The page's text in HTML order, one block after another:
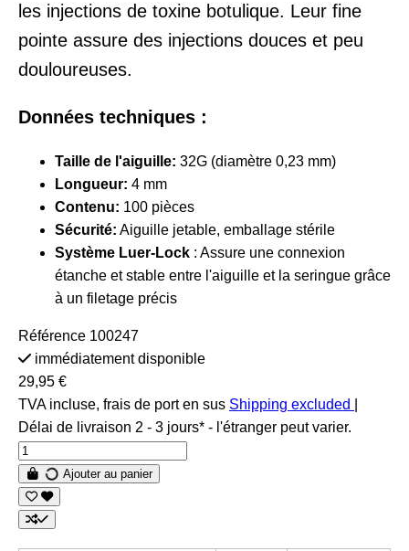
les injections de toxine botulique. Leur fine
pointe assure des injections douces et peu
douloureuses.
Données techniques :
Taille de l'aiguille: 32G (diamètre 0,23 mm)
Longueur: 4 mm
Contenu: 100 pièces
Sécurité: Aiguille jetable, emballage stérile
Système Luer-Lock : Assure une connexion
étanche et stable entre l'aiguille et la seringue grâce
à un filetage précis
Référence 100247
immédiatement disponible
29,95 €
TVA incluse, frais de port en sus Shipping excluded
Délai de livraison 2 - 3 jours* - l'étranger peut varier.
Ajouter au panier